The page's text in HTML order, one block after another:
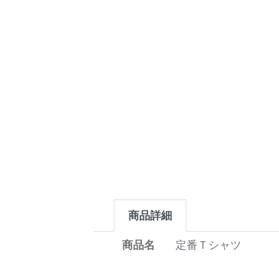
商品詳細
商品名 定番Ｔシャツ